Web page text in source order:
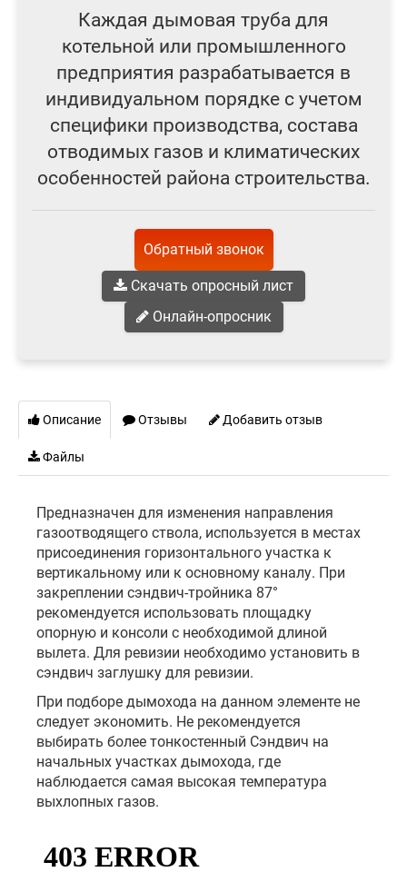
Каждая дымовая труба для
котельной или промышленного
предприятия разрабатывается в
индивидуальном порядке с учетом
специфики производства, состава
отводимых газов и климатических
особенностей района строительства.
Обратный звонок
Скачать опросный лист
Онлайн-опросник
Описание Отзывы Добавить отзыв
Файлы
Предназначен для изменения направления
газоотводящего ствола, используется в местах
присоединения горизонтального участка к
вертикальному или к основному каналу. При
закреплении сэндвич-тройника 87°
рекомендуется использовать площадку
опорную и консоли с необходимой длиной
вылета. Для ревизии необходимо установить в
сэндвич заглушку для ревизии.
При подборе дымохода на данном элементе не
следует экономить. Не рекомендуется
выбирать более тонкостенный Сэндвич на
начальных участках дымохода, где
наблюдается самая высокая температура
выхлопных газов.